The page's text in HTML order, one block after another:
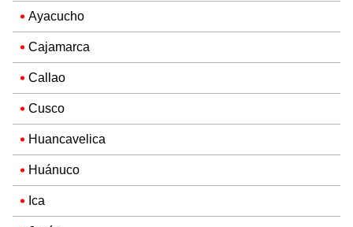
Ayacucho
Cajamarca
Callao
Cusco
Huancavelica
Huánuco
Ica